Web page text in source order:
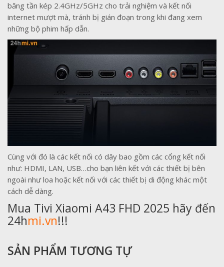
băng tần kép 2.4GHz/5GHz cho trải nghiệm và kết nối
internet mượt mà, tránh bị gián đoạn trong khi đang xem
những bộ phim hấp dẫn.
Cùng với đó là các kết nối có dây bao gồm các cổng kết nối
như: HDMI, LAN, USB…cho bạn liên kết với các thiết bị bên
ngoài như loa hoặc kết nối với các thiết bị di động khác một
cách dễ dàng.
Mua Tivi Xiaomi A43 FHD 2025 hãy đến
24hmi.vn!!!
SẢN PHẨM TƯƠNG TỰ